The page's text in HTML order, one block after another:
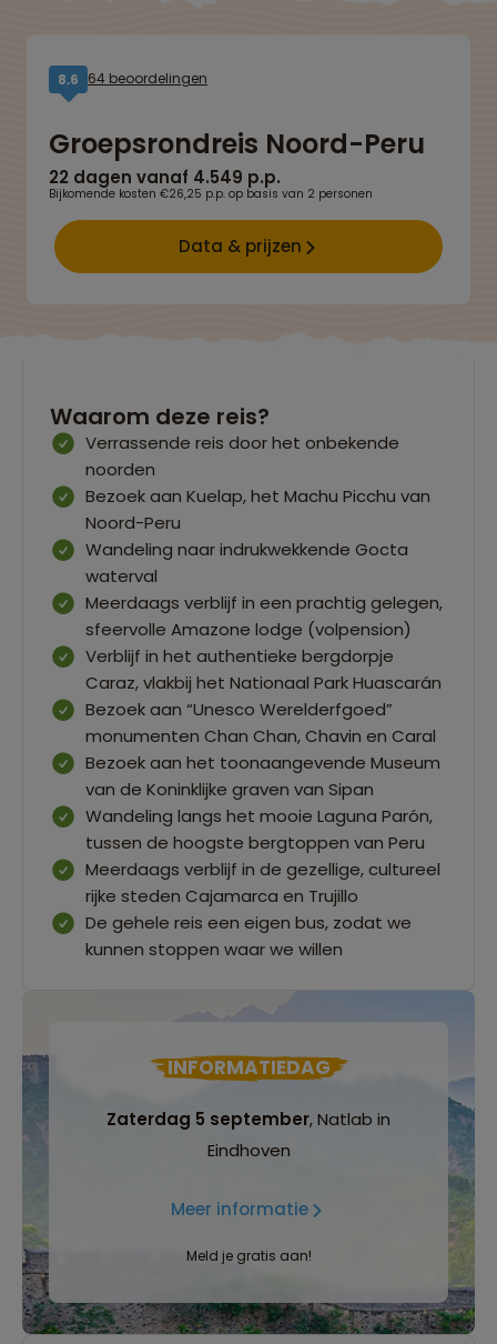
8,6 64 beoordelingen
Groepsrondreis Noord-Peru
22 dagen vanaf 4.549 p.p.
Bijkomende kosten €26,25 p.p. op basis van 2 personen
Data & prijzen
Waarom deze reis?
Verrassende reis door het onbekende
noorden
Bezoek aan Kuelap, het Machu Picchu van
Noord-Peru
Wandeling naar indrukwekkende Gocta
waterval
Meerdaags verblijf in een prachtig gelegen,
sfeervolle Amazone lodge (volpension)
Verblijf in het authentieke bergdorpje
Caraz, vlakbij het Nationaal Park Huascarán
Bezoek aan “Unesco Werelderfgoed”
monumenten Chan Chan, Chavin en Caral
Bezoek aan het toonaangevende Museum
van de Koninklijke graven van Sipan
Wandeling langs het mooie Laguna Parón,
tussen de hoogste bergtoppen van Peru
Meerdaags verblijf in de gezellige, cultureel
rijke steden Cajamarca en Trujillo
De gehele reis een eigen bus, zodat we
kunnen stoppen waar we willen
INFORMATIEDAG
Zaterdag 5 september, Natlab in
Eindhoven
Meer informatie
Meld je gratis aan!